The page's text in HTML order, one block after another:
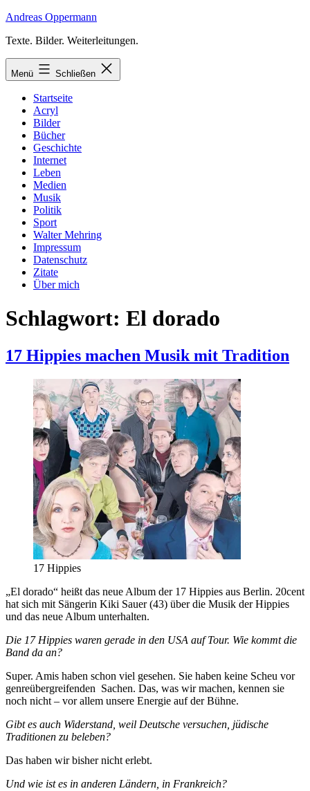
Zum
springen
Andreas Oppermann
Texte. Bilder. Weiterleitungen.
Menü Schließen
Startseite
Acryl
Bilder
Bücher
Geschichte
Internet
Leben
Medien
Musik
Politik
Sport
Walter Mehring
Impressum
Datenschutz
Zitate
Über mich
Schlagwort: El dorado
17 Hippies machen Musik mit Tradition
17 Hippies
„El dorado“ heißt das neue Album der 17 Hippies aus Berlin. 20cent
hat sich mit Sängerin Kiki Sauer (43) über die Musik der Hippies
und das neue Album unterhalten.
Die 17 Hippies waren gerade in den USA auf Tour. Wie kommt die
Band da an?
Super. Amis haben schon viel gesehen. Sie haben keine Scheu vor
genreübergreifenden Sachen. Das, was wir machen, kennen sie
noch nicht – vor allem unsere Energie auf der Bühne.
Gibt es auch Widerstand, weil Deutsche versuchen, jüdische
Traditionen zu beleben?
Das haben wir bisher nicht erlebt.
Und wie ist es in anderen Ländern, in Frankreich?